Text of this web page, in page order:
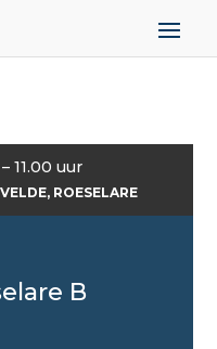
11.00 uur
ROESELARE
B